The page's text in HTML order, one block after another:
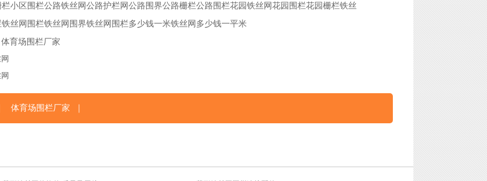
栏小区围栏公路铁丝网公路护栏网公路围界公路栅栏公路围栏花园铁丝网花园围栏花园栅栏铁丝
铁丝网围栏铁丝网围界铁丝网围栏多少钱一米铁丝网多少钱一平米
体育场围栏厂家
体育场围栏厂家 ｜